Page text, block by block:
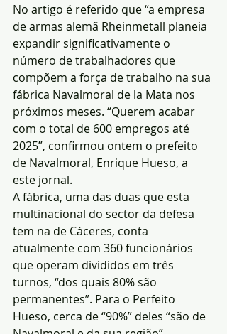
No artigo é referido que “a empresa
de armas alemã Rheinmetall planeia
expandir significativamente o
número de trabalhadores que
compõem a força de trabalho na sua
fábrica Navalmoral de la Mata nos
próximos meses. “Querem acabar
com o total de 600 empregos até
2025”, confirmou ontem o prefeito
de Navalmoral, Enrique Hueso, a
este jornal.
A fábrica, uma das duas que esta
multinacional do sector da defesa
tem na de Cáceres, conta
atualmente com 360 funcionários
que operam divididos em três
turnos, “dos quais 80% são
permanentes”. Para o Perfeito
Hueso, cerca de “90%” deles “são de